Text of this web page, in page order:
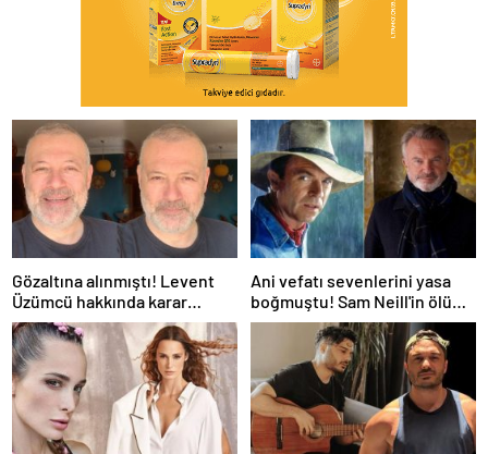
Gözaltına alınmıştı! Levent
Üzümcü hakkında karar
verildi
Ani vefatı sevenlerini yasa
boğmuştu! Sam Neill'in ölüm
nedeni belli oldu